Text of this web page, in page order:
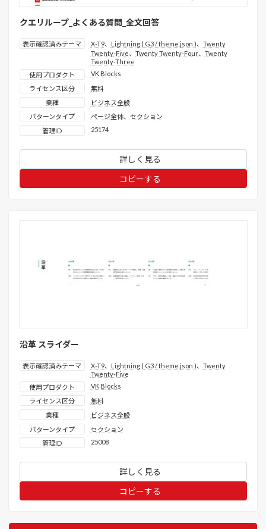
クエリループ_よくある質問_全文回答
表示確認済みテーマ X-T9、 Lightning ( G3 / theme.json )、 Twenty
Twenty-Five、 Twenty Twenty-Four、 Twenty
Twenty-Three
使用プロダクト
VK Blocks
ライセンス区分
無料
業種
ビジネス全般
パターンタイプ
ページ全体、 セクション
管理ID
25174
詳しく見る
コピーする
沿革 スライダー
表示確認済みテーマ X-T9、 Lightning ( G3 / theme.json )、 Twenty
Twenty-Five
使用プロダクト
VK Blocks
ライセンス区分
無料
業種
ビジネス全般
パターンタイプ
セクション
管理ID
25008
詳しく見る
コピーする